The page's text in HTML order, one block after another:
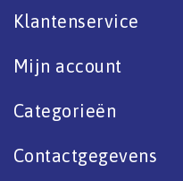
Klantenservice
Mijn account
Categorieën
Contactgegevens